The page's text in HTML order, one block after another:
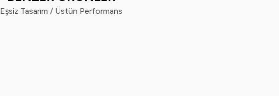
Eşsiz Tasarım / Üstün Performans